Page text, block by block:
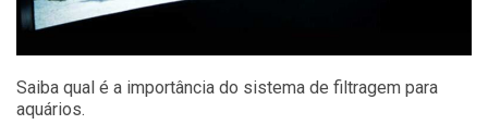
Saiba qual é a importância do sistema de filtragem para
aquários.